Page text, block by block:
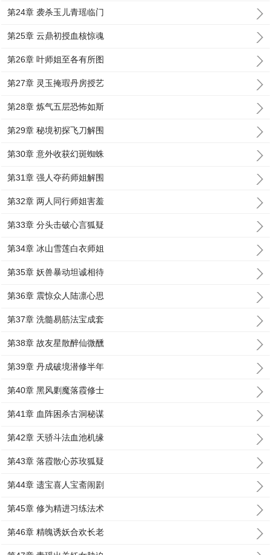
第24章 袭杀玉儿青瑶临门
第25章 云鼎初授血核惊魂
第26章 叶师姐至各有所图
第27章 灵玉掩瑕丹房授艺
第28章 炼气五层恐怖如斯
第29章 秘境初探飞刀解围
第30章 意外收获幻斑蜘蛛
第31章 强人夺药师姐解围
第32章 两人同行师姐害羞
第33章 分头击破心言狐疑
第34章 冰山雪莲白衣师姐
第35章 妖兽暴动坦诚相待
第36章 震惊众人陆凛心思
第37章 洗髓易筋法宝成套
第38章 故友星散醉仙微醺
第39章 丹成破境潜修半年
第40章 黑风剿魔落霞修士
第41章 血阵困杀古洞秘谋
第42章 天骄斗法血池机缘
第43章 落霞散心苏玫狐疑
第44章 遗宝喜人宝斋闹剧
第45章 修为精进习练法术
第46章 精魄诱妖合欢长老